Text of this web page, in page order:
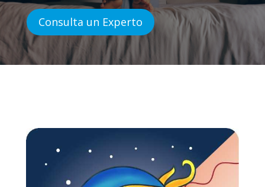
Consulta un Experto